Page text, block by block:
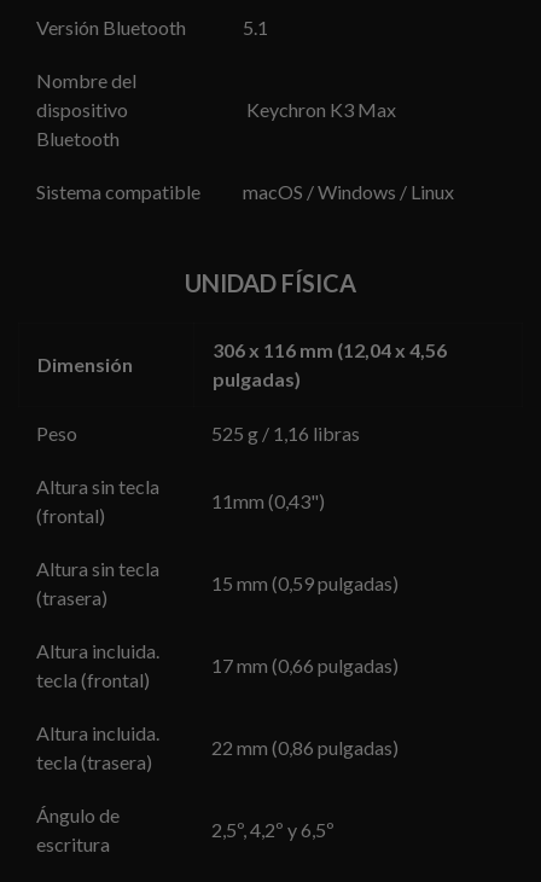
Versión Bluetooth 5.1
Nombre del
dispositivo
Bluetooth
Keychron K3 Max
Sistema compatible macOS / Windows / Linux
UNIDAD FÍSICA
Dimensión
306 x 116 mm (12,04 x 4,56
pulgadas)
Peso 525 g / 1,16 libras
Altura sin tecla
(frontal)
11mm (0,43")
Altura sin tecla
(trasera)
15 mm (0,59 pulgadas)
Altura incluida.
tecla (frontal)
17 mm (0,66 pulgadas)
Altura incluida.
tecla (trasera)
22 mm (0,86 pulgadas)
Ángulo de
escritura
2,5º, 4,2º y 6,5º